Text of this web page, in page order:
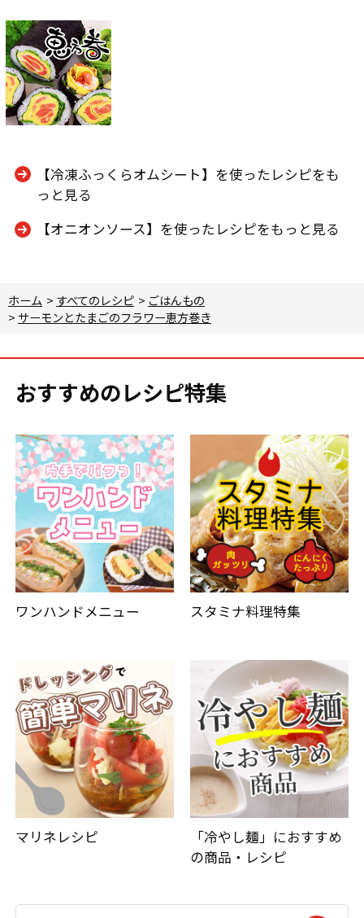
【冷凍ふっくらオムシート】を使ったレシピをも
っと見る
【オニオンソース】を使ったレシピをもっと見る
ホーム > すべてのレシピ > ごはんもの
> サーモンとたまごのフラワー恵方巻き
おすすめのレシピ特集
ワンハンドメニュー スタミナ料理特集
マリネレシピ
「冷やし麺」におすすめ
の商品・レシピ